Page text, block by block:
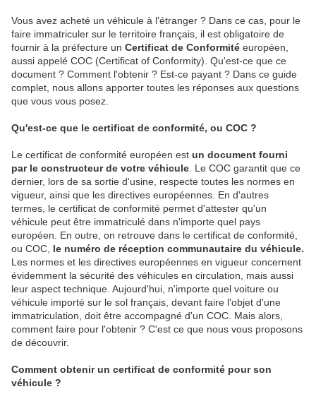
Vous avez acheté un véhicule à l'étranger ? Dans ce cas, pour le
faire immatriculer sur le territoire français, il est obligatoire de
fournir à la préfecture un Certificat de Conformité européen,
aussi appelé COC (Certificat of Conformity). Qu'est-ce que ce
document ? Comment l'obtenir ? Est-ce payant ? Dans ce guide
complet, nous allons apporter toutes les réponses aux questions
que vous vous posez.
Qu'est-ce que le certificat de conformité, ou COC ?
Le certificat de conformité européen est un document fourni
par le constructeur de votre véhicule . Le COC garantit que ce
dernier, lors de sa sortie d'usine, respecte toutes les normes en
vigueur, ainsi que les directives européennes. En d'autres
termes, le certificat de conformité permet d'attester qu'un
véhicule peut être immatriculé dans n'importe quel pays
européen. En outre, on retrouve dans le certificat de conformité,
ou COC, le numéro de réception communautaire du véhicule.
Les normes et les directives européennes en vigueur concernent
évidemment la sécurité des véhicules en circulation, mais aussi
leur aspect technique. Aujourd'hui, n'importe quel voiture ou
véhicule importé sur le sol français, devant faire l'objet d'une
immatriculation, doit être accompagné d'un COC. Mais alors,
comment faire pour l'obtenir ? C'est ce que nous vous proposons
de découvrir.
Comment obtenir un certificat de conformité pour son
véhicule ?